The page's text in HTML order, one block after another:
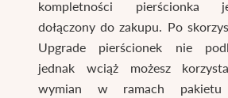
kompletności pierścionka
dołączony do zakupu. Po
Upgrade pierścionek nie
jednak wciąż możesz
wymian w ramach pakietu